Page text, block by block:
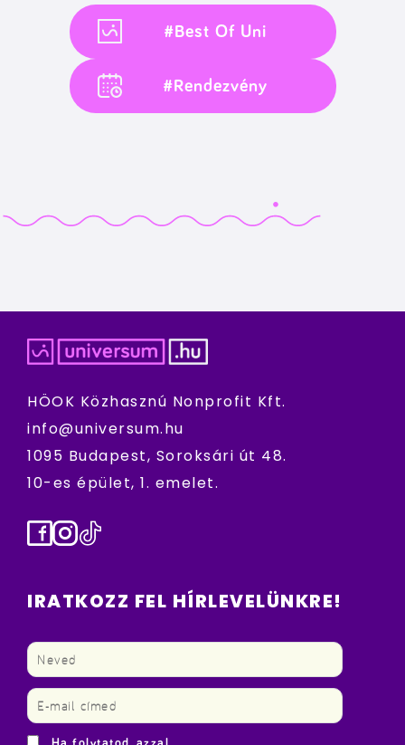
#Best Of Uni
#Rendezvény
HÖOK Közhasznú Nonprofit Kft.
info@universum.hu
1095 Budapest, Soroksári út 48.
10-es épület, 1. emelet.
Facebook
Instagram
TikTok
IRATKOZZ FEL HÍRLEVELÜNKRE!